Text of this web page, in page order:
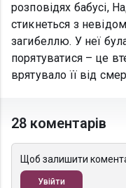
розповідях бабусі,
стикнеться з
загибеллю. У неї
порятуватися – це
врятувало її від
28 коментарів
Щоб залишити
Увійти